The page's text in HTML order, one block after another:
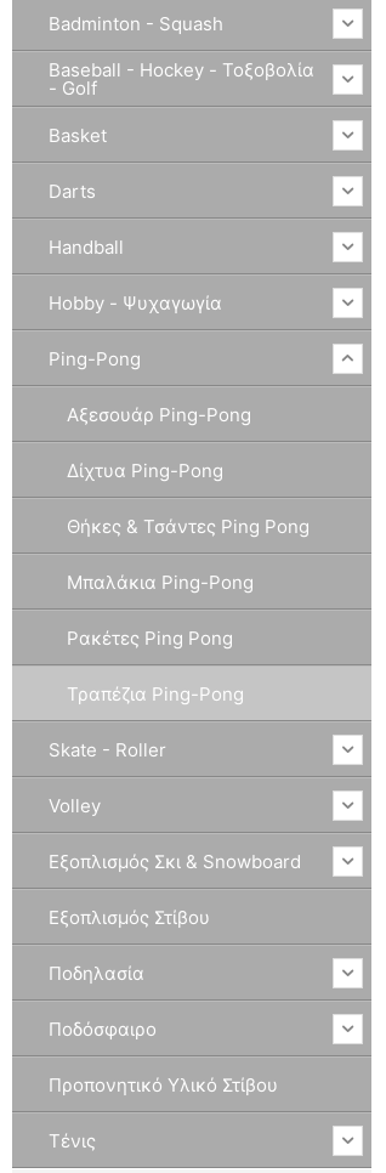
Badminton - Squash
Baseball - Hockey - Τοξοβολία
- Golf
Basket
Darts
Handball
Hobby - Ψυχαγωγία
Ping-Pong
Αξεσουάρ Ping-Pong
Δίχτυα Ping-Pong
Θήκες & Τσάντες Ping Pong
Μπαλάκια Ping-Pong
Ρακέτες Ping Pong
Τραπέζια Ping-Pong
Skate - Roller
Volley
Εξοπλισμός Σκι & Snowboard
Εξοπλισμός Στίβου
Ποδηλασία
Ποδόσφαιρο
Προπονητικό Υλικό Στίβου
Τένις